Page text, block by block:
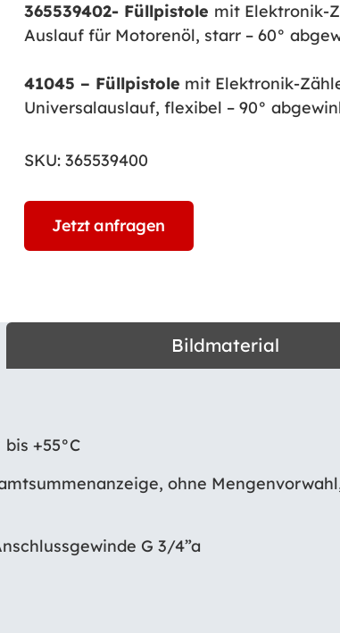
365539402- Füllpistole mit Elektronik-
Auslauf für Motorenöl, starr – 60°
41045 – Füllpistole mit Elektronik-
Universalauslauf, flexibel – 90°
SKU: 365539400
Jetzt anfragen
Bildmaterial
+55°C
ohne
G 3/4”a